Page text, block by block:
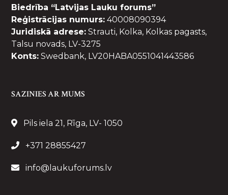
Biedrība “Latvijas Lauku forums”
Reģistrācijas numurs: 40008090394
Juridiskā adrese: Strauti, Kolka, Kolkas pagasts,
Talsu novads, LV-3275
Konts: Swedbank, LV20HABA0551041443586
SAZINIES AR MUMS
Pils iela 21, Rīga, LV- 1050
+371 28855427
info@laukuforums.lv